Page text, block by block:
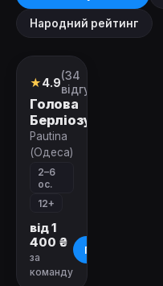
Народний рейтинг
Квест
★4.9(34
відгуки)
Голова
Берліозу
Pautina
(Одеса)
2–6
ос.
12+
від 1
400 ₴
за
команду
Про квест